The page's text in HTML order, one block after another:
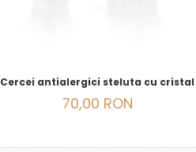
Cercei antialergici steluta cu cristal
70,00 RON